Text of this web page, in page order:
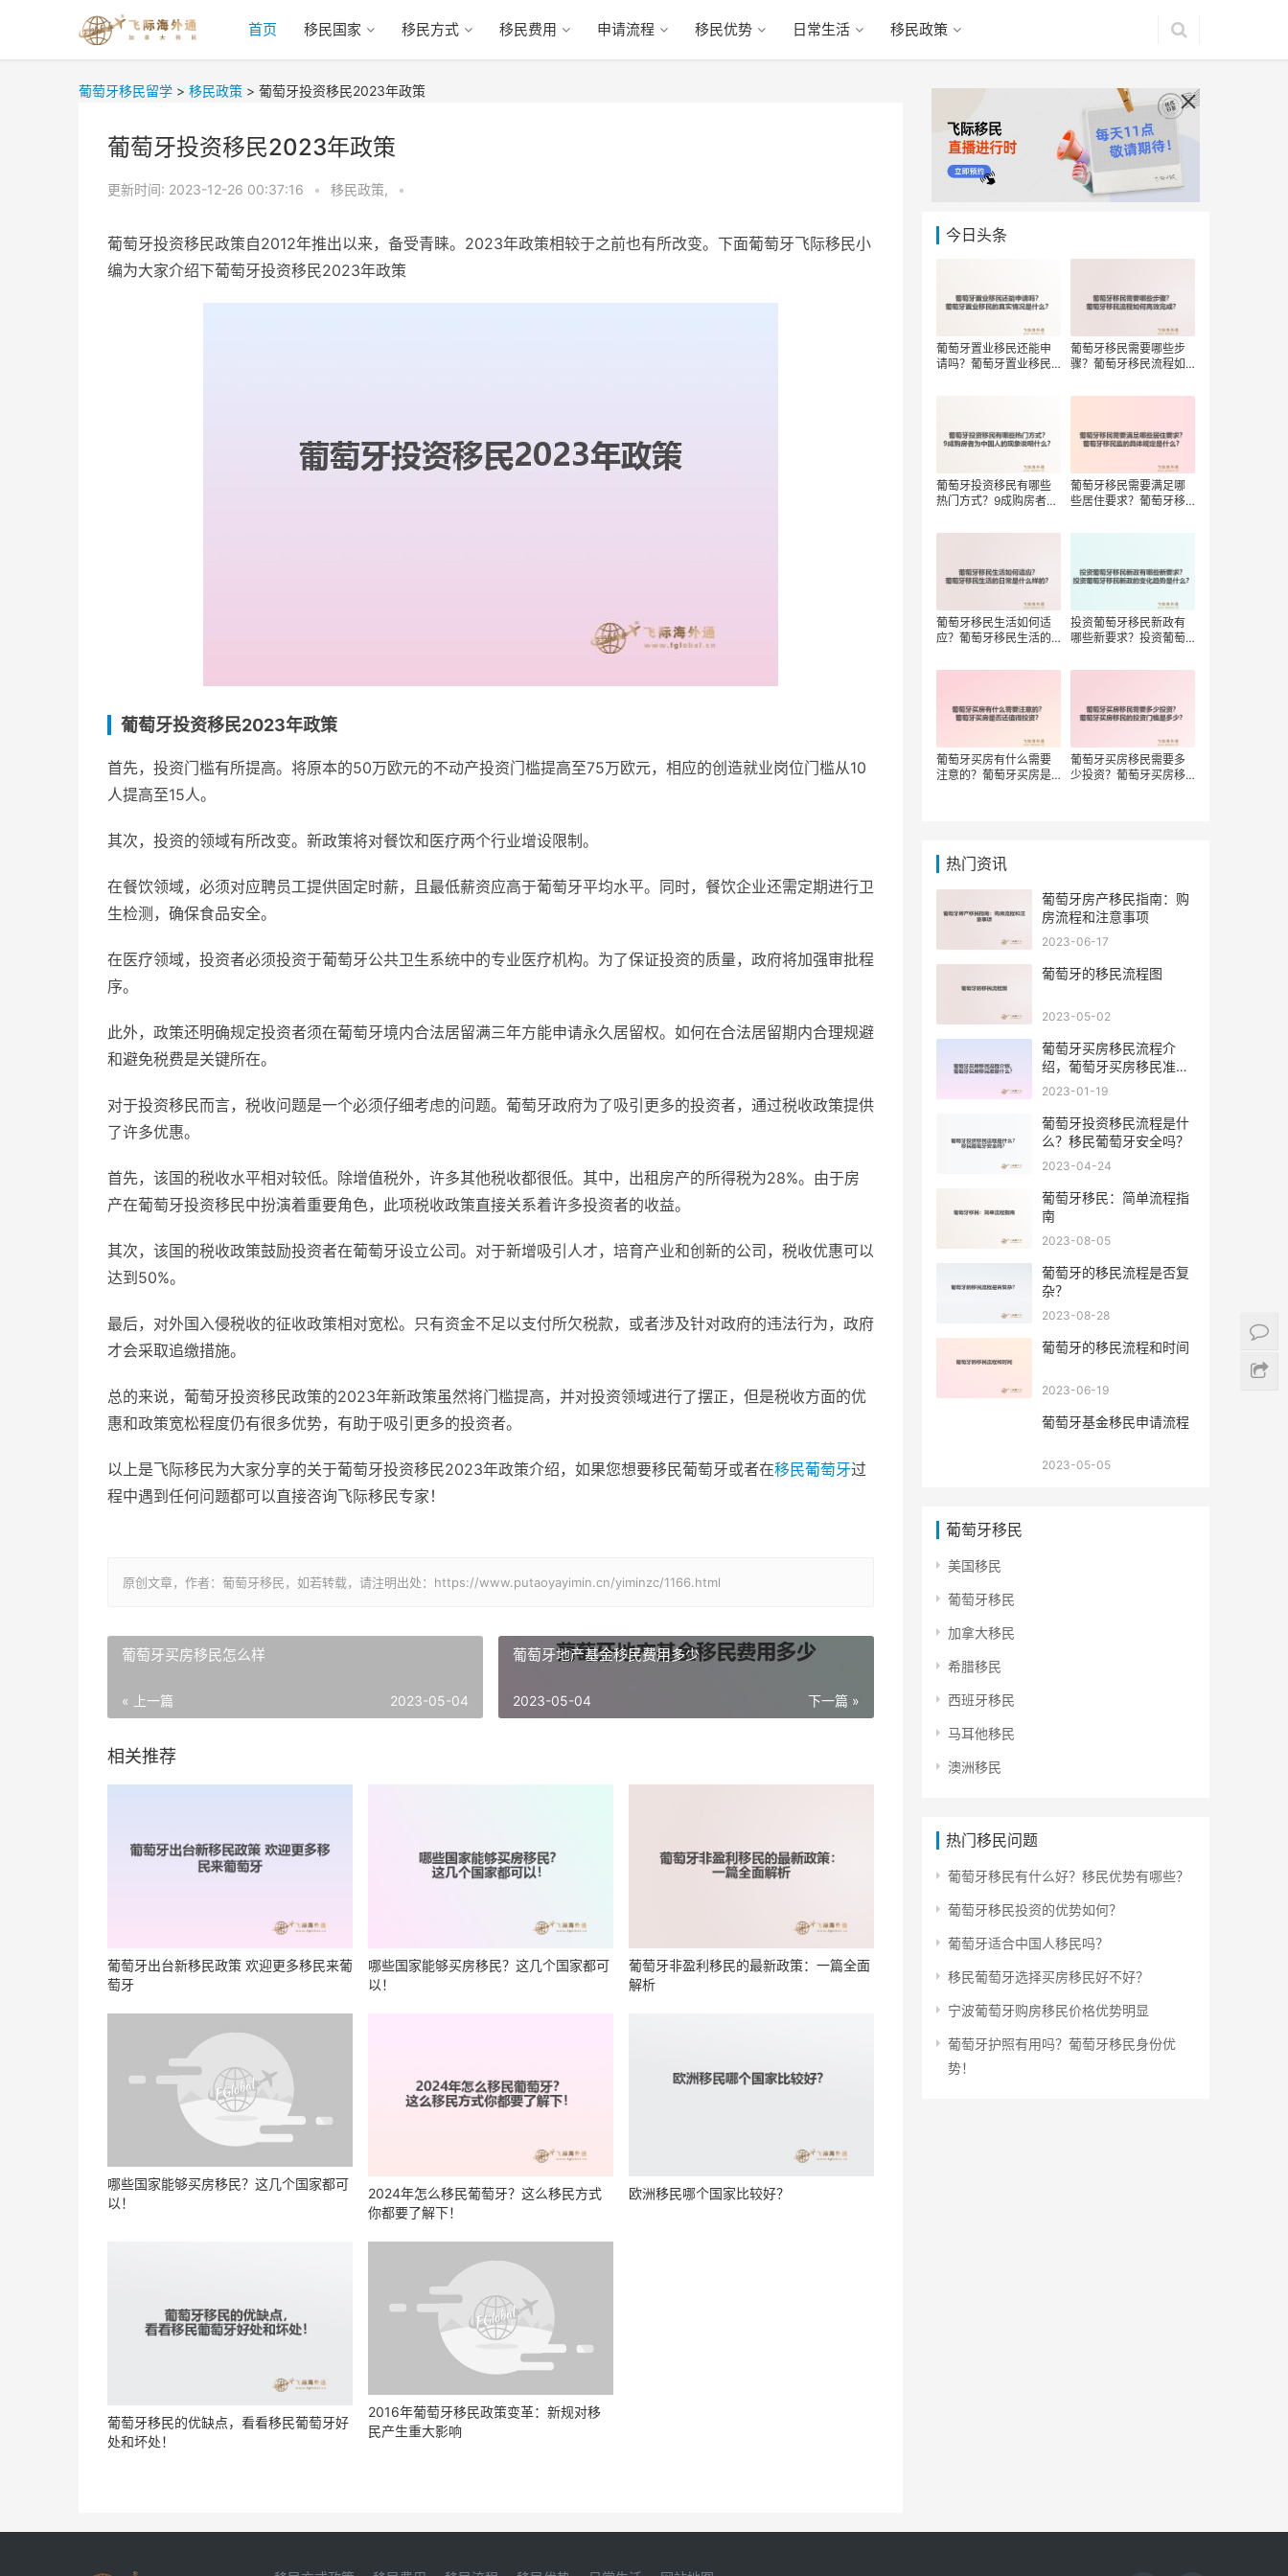
首页 移民国家 移民方式 移民费用 申请流程 移民优势 日常生活 移民政策
葡萄牙移民留学 > 移民政策 > 葡萄牙投资移民2023年政策
葡萄牙投资移民2023年政策
更新时间: 2023-12-26 00:37:16 • 移民政策, •
葡萄牙投资移民政策自2012年推出以来，备受青睐。2023年政策相较于之前也有所改变。下面葡萄牙飞际移民小
编为大家介绍下葡萄牙投资移民2023年政策
葡萄牙投资移民2023年政策
首先，投资门槛有所提高。将原本的50万欧元的不动产投资门槛提高至75万欧元，相应的创造就业岗位门槛从10
人提高至15人。
其次，投资的领域有所改变。新政策将对餐饮和医疗两个行业增设限制。
在餐饮领域，必须对应聘员工提供固定时薪，且最低薪资应高于葡萄牙平均水平。同时，餐饮企业还需定期进行卫
生检测，确保食品安全。
在医疗领域，投资者必须投资于葡萄牙公共卫生系统中的专业医疗机构。为了保证投资的质量，政府将加强审批程
序。
此外，政策还明确规定投资者须在葡萄牙境内合法居留满三年方能申请永久居留权。如何在合法居留期内合理规避
和避免税费是关键所在。
对于投资移民而言，税收问题是一个必须仔细考虑的问题。葡萄牙政府为了吸引更多的投资者，通过税收政策提供
了许多优惠。
首先，该国的税收水平相对较低。除增值税外，许多其他税收都很低。其中，出租房产的所得税为28%。由于房
产在葡萄牙投资移民中扮演着重要角色，此项税收政策直接关系着许多投资者的收益。
其次，该国的税收政策鼓励投资者在葡萄牙设立公司。对于新增吸引人才，培育产业和创新的公司，税收优惠可以
达到50%。
最后，对外国入侵税收的征收政策相对宽松。只有资金不足以支付所欠税款，或者涉及针对政府的违法行为，政府
才会采取追缴措施。
总的来说，葡萄牙投资移民政策的2023年新政策虽然将门槛提高，并对投资领域进行了摆正，但是税收方面的优
惠和政策宽松程度仍有很多优势，有助于吸引更多的投资者。
以上是飞际移民为大家分享的关于葡萄牙投资移民2023年政策介绍，如果您想要移民葡萄牙或者在移民葡萄牙过
程中遇到任何问题都可以直接咨询飞际移民专家！
原创文章，作者：葡萄牙移民，如若转载，请注明出处：https://www.putaoyayimin.cn/yiminzc/1166.html
葡萄牙买房移民怎么样
« 上一篇 2023-05-04
葡萄牙地产基金移民费用多少
下一篇 »
2023-05-04
相关推荐
葡萄牙出台新移民政策 欢迎更多移民来葡
萄牙
哪些国家能够买房移民？这几个国家都可
以！
葡萄牙非盈利移民的最新政策：一篇全面
解析
哪些国家能够买房移民？这几个国家都可
以！
2024年怎么移民葡萄牙？这么移民方式
你都要了解下！
欧洲移民哪个国家比较好？
葡萄牙移民的优缺点，看看移民葡萄牙好
处和坏处！
2016年葡萄牙移民政策变革：新规对移
民产生重大影响
今日头条
葡萄牙置业移民还能申
请吗？葡萄牙置业移民
葡萄牙移民需要哪些步
骤？葡萄牙移民流程如
葡萄牙投资移民有哪些
热门方式？9成购房者为
么？
葡萄牙移民需要满足哪
些居住要求？葡萄牙移
么？
葡萄牙移民生活如何适
应？葡萄牙移民生活的
投资葡萄牙移民新政有
哪些新要求？投资葡萄
是什么？
葡萄牙买房有什么需要
注意的？葡萄牙买房是
葡萄牙买房移民需要多
少投资？葡萄牙买房移
热门资讯
葡萄牙房产移民指南：购
房流程和注意事项
2023-06-17
葡萄牙的移民流程图
2023-05-02
葡萄牙买房移民流程介
绍，葡萄牙买房移民准备
什么？
2023-01-19
葡萄牙投资移民流程是什
么？移民葡萄牙安全吗？
2023-04-24
葡萄牙移民：简单流程指
南
2023-08-05
葡萄牙的移民流程是否复
杂？
2023-08-28
葡萄牙的移民流程和时间
2023-06-19
葡萄牙基金移民申请流程
2023-05-05
葡萄牙移民
美国移民
葡萄牙移民
加拿大移民
希腊移民
西班牙移民
马耳他移民
澳洲移民
热门移民问题
葡萄牙移民有什么好？移民优势有哪些？
葡萄牙移民投资的优势如何？
​葡萄牙适合中国人移民吗？
移民葡萄牙选择买房移民好不好？
宁波葡萄牙购房移民价格优势明显
葡萄牙护照有用吗？葡萄牙移民身份优
势！